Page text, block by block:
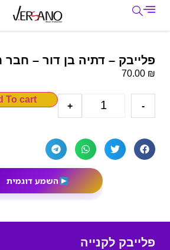
פלייבק – דתיה בן דור –
70.00 ₪
-
+
To cart
השמע דוגמית
פלייבק לקנייה